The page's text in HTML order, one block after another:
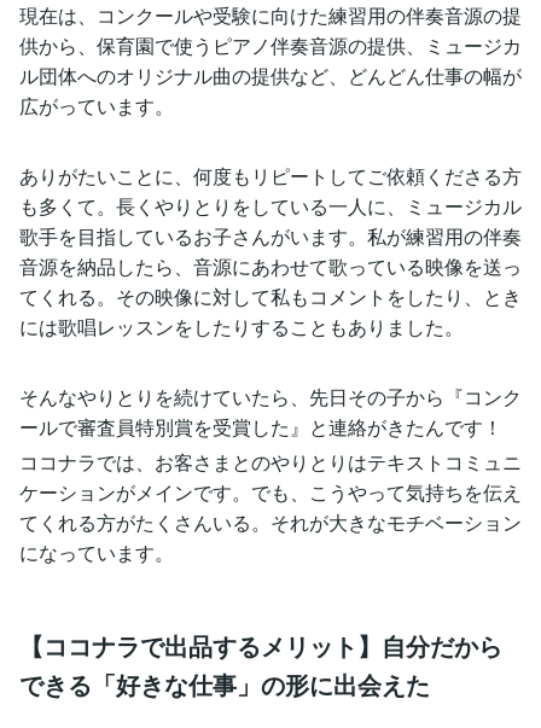
現在は、コンクールや受験に向けた練習用の伴奏音源の提
供から、保育園で使うピアノ伴奏音源の提供、ミュージカ
ル団体へのオリジナル曲の提供など、どんどん仕事の幅が
広がっています。
ありがたいことに、何度もリピートしてご依頼くださる方
も多くて。長くやりとりをしている一人に、ミュージカル
歌手を目指しているお子さんがいます。私が練習用の伴奏
音源を納品したら、音源にあわせて歌っている映像を送っ
てくれる。その映像に対して私もコメントをしたり、とき
には歌唱レッスンをしたりすることもありました。
そんなやりとりを続けていたら、先日その子から『コンク
ールで審査員特別賞を受賞した』と連絡がきたんです！
ココナラでは、お客さまとのやりとりはテキストコミュニ
ケーションがメインです。でも、こうやって気持ちを伝え
てくれる方がたくさんいる。それが大きなモチベーション
になっています。
【ココナラで出品するメリット】自分だから
できる「好きな仕事」の形に出会えた